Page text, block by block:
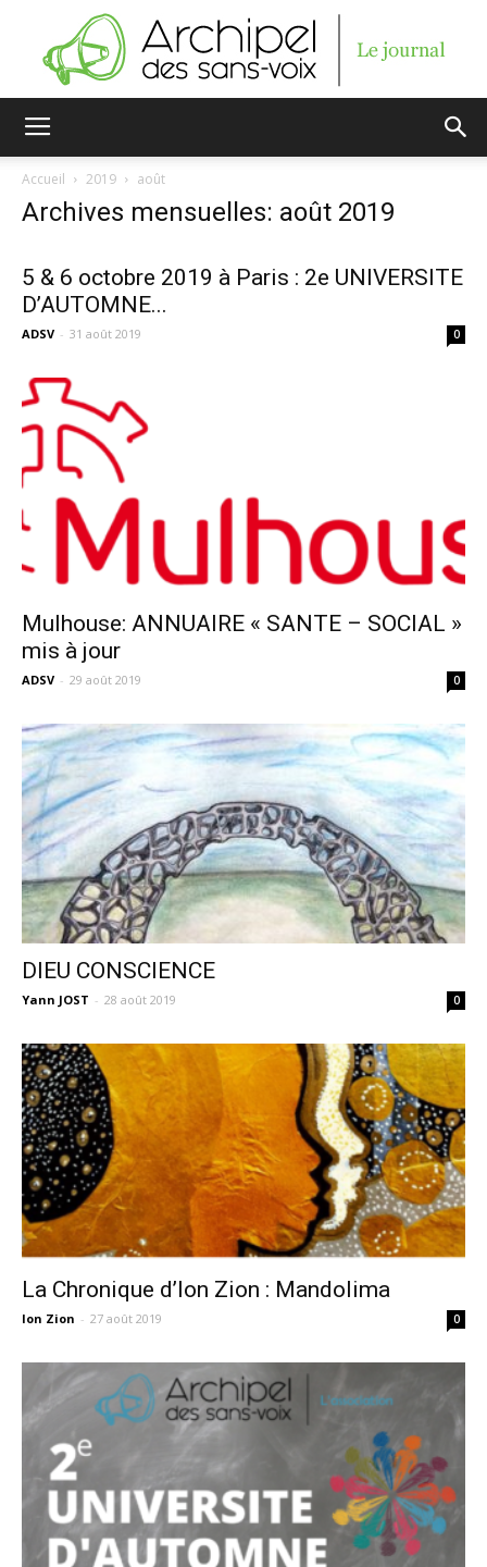
Accueil 2019 août
Archives mensuelles: août 2019
5 & 6 octobre 2019 à Paris : 2e UNIVERSITE
D’AUTOMNE...
ADSV - 31 août 2019 0
Mulhouse: ANNUAIRE « SANTE – SOCIAL »
mis à jour
ADSV - 29 août 2019 0
DIEU CONSCIENCE
Yann JOST - 28 août 2019 0
La Chronique d’Ion Zion : Mandolima
Ion Zion - 27 août 2019 0